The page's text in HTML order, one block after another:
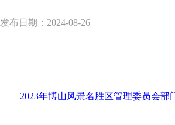
发布日期：2024-08-26
2023年博山风景名胜区管理委员会部